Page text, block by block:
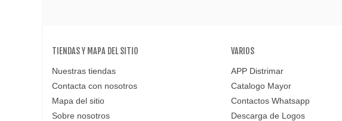
TIENDAS Y MAPA DEL SITIO
Nuestras tiendas
Contacta con nosotros
Mapa del sitio
Sobre nosotros
VARIOS
APP Distrimar
Catalogo Mayor
Contactos Whatsapp
Descarga de Logos